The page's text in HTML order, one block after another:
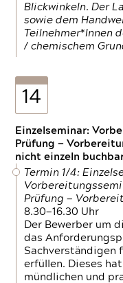
Blickwinkeln. Der
sowie dem
Teilnehmer*Innen
/ chemischem
14
Einzelseminar:
Prüfung —
nicht einzeln
Termin 1/4:
Prüfung —
8.30—16.30 Uhr
Der Bewerber um
das
Sachverständigen
erfüllen. Dieses
mündlichen und